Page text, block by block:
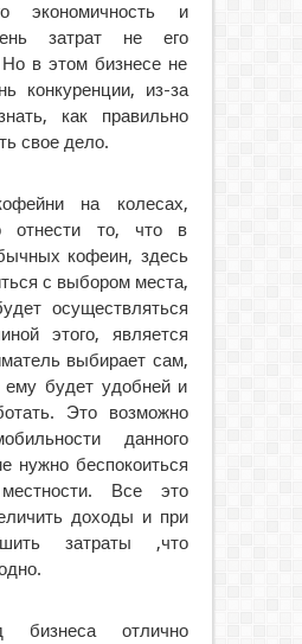
экономичность и
затрат не его
Но в этом бизнесе не
конкуренции, из-за
как правильно
свое дело.
на колесах,
отнести то, что в
кофеин, здесь
с выбором места,
осуществляться
этого, является
выбирает сам,
ему будет удобней и
Это возможно
данного
нужно беспокоиться
Все это
доходы и при
затраты ,что
бизнеса отлично